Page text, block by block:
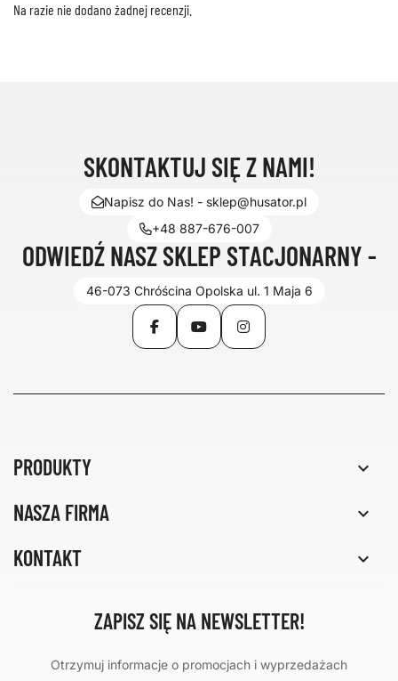
Na razie nie dodano żadnej recenzji.
SKONTAKTUJ SIĘ Z NAMI!
Napisz do Nas! - sklep@husator.pl
+48 887-676-007
ODWIEDŹ NASZ SKLEP STACJONARNY -
46-073 Chróścina Opolska ul. 1 Maja 6
FacebookYouTubeInstagram
PRODUKTY 
NASZA FIRMA 
KONTAKT 
ZAPISZ SIĘ NA NEWSLETTER!
Otrzymuj informacje o promocjach i wyprzedażach